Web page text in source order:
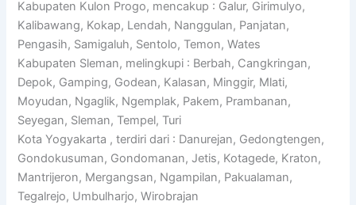
Kabupaten Kulon Progo, mencakup : Galur, Girimulyo,
Kalibawang, Kokap, Lendah, Nanggulan, Panjatan,
Pengasih, Samigaluh, Sentolo, Temon, Wates
Kabupaten Sleman, melingkupi : Berbah, Cangkringan,
Depok, Gamping, Godean, Kalasan, Minggir, Mlati,
Moyudan, Ngaglik, Ngemplak, Pakem, Prambanan,
Seyegan, Sleman, Tempel, Turi
Kota Yogyakarta , terdiri dari : Danurejan, Gedongtengen,
Gondokusuman, Gondomanan, Jetis, Kotagede, Kraton,
Mantrijeron, Mergangsan, Ngampilan, Pakualaman,
Tegalrejo, Umbulharjo, Wirobrajan